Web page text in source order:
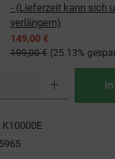
- (Lieferzeit kann sich
verlängern)
149,00 €
199,00 € (25.13%
K10000E